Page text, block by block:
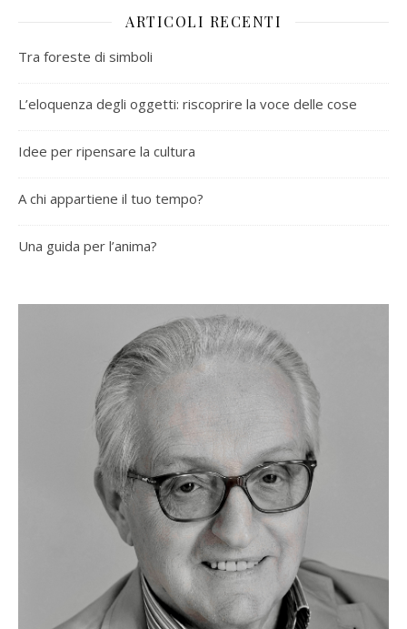
ARTICOLI RECENTI
Tra foreste di simboli
L’eloquenza degli oggetti: riscoprire la voce delle cose
Idee per ripensare la cultura
A chi appartiene il tuo tempo?
Una guida per l’anima?